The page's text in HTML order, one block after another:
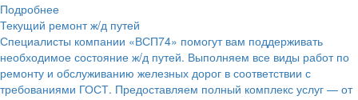
Подробнее
Текущий ремонт ж/д путей
Специалисты компании «ВСП74» помогут вам поддерживать
необходимое состояние ж/д путей. Выполняем все виды работ по
ремонту и обслуживанию железных дорог в соответствии с
требованиями ГОСТ. Предоставляем полный комплекс услуг — от